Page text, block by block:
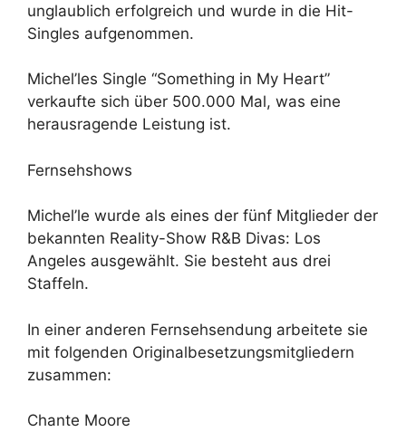
unglaublich erfolgreich und wurde in die Hit-
Singles aufgenommen.
Michel’les Single “Something in My Heart”
verkaufte sich über 500.000 Mal, was eine
herausragende Leistung ist.
Fernsehshows
Michel’le wurde als eines der fünf Mitglieder der
bekannten Reality-Show R&B Divas: Los
Angeles ausgewählt. Sie besteht aus drei
Staffeln.
In einer anderen Fernsehsendung arbeitete sie
mit folgenden Originalbesetzungsmitgliedern
zusammen:
Chante Moore